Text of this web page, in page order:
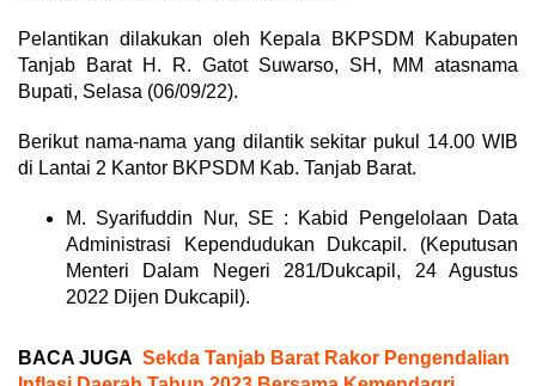
Pelantikan dilakukan oleh Kepala BKPSDM Kabupaten
Tanjab Barat H. R. Gatot Suwarso, SH, MM atasnama
Bupati, Selasa (06/09/22).
Berikut nama-nama yang dilantik sekitar pukul 14.00 WIB
di Lantai 2 Kantor BKPSDM Kab. Tanjab Barat.
M. Syarifuddin Nur, SE : Kabid Pengelolaan Data
Administrasi Kependudukan Dukcapil. (Keputusan
Menteri Dalam Negeri 281/Dukcapil, 24 Agustus
2022 Dijen Dukcapil).
BACA JUGA Sekda Tanjab Barat Rakor Pengendalian